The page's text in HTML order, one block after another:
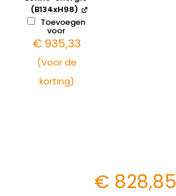
(B134xH98)
Toevoegen
voor
€935,33
(Voor de
korting)
€ 828,85